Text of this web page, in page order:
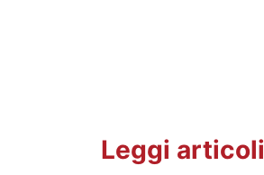
Leggi articoli